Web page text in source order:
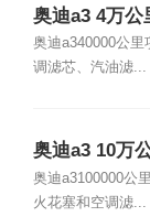
奥迪a3 4万公
万公里保养项
奥迪a340000公
调滤芯、汽油滤...
奥迪a3 10万
十万公里保养
奥迪a3100000公
火花塞和空调滤...